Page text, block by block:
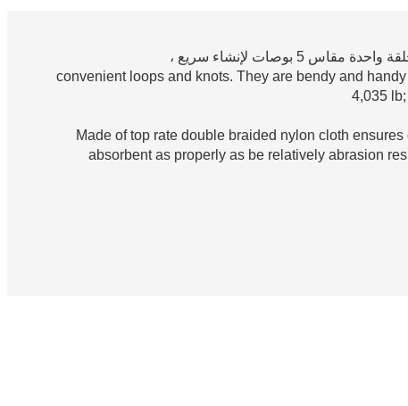
بوصات لإنشاء سريع ،
convenient loops and knots. They are bendy and
4,035
Made of top rate double braided nylon cloth
absorbent as properly as be relatively abrasion